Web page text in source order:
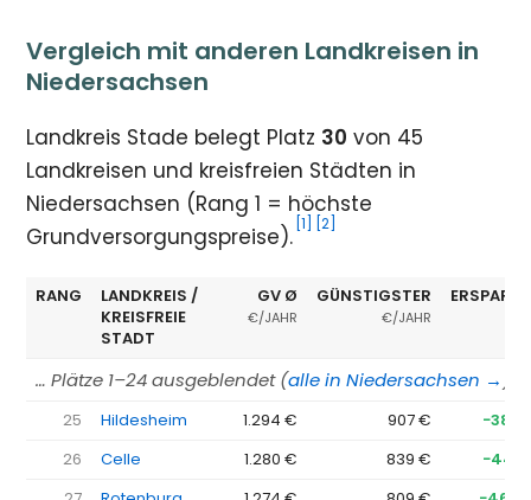
Vergleich mit anderen Landkreisen in
Niedersachsen
Landkreis Stade belegt Platz 30 von 45
Landkreisen und kreisfreien Städten in
Niedersachsen (Rang 1 = höchste
Grundversorgungspreise). [1] [2]
RANG
LANDKREIS /
KREISFREIE
STADT
GV Ø
€/JAHR
GÜNSTIGSTER
€/JAHR
… Plätze 1–24 ausgeblendet (alle in Niedersachsen →
25 Hildesheim 1.294 € 907 €
−387
26
Celle 1.280 € 839 €
−441